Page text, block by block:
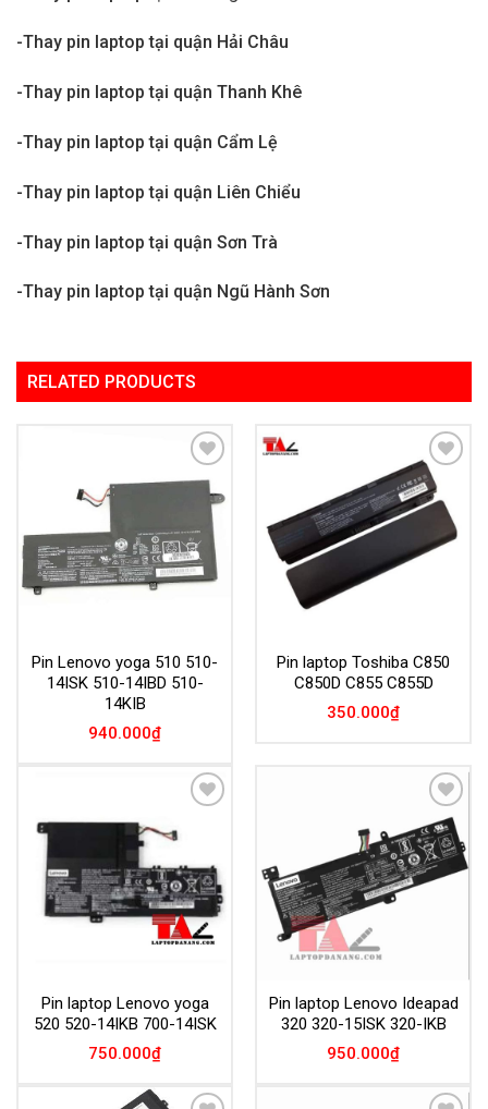
-Thay pin laptop tại quận Hải Châu
-Thay pin laptop tại quận Thanh Khê
-Thay pin laptop tại quận Cẩm Lệ
-Thay pin laptop tại quận Liên Chiểu
-Thay pin laptop tại quận Sơn Trà
-Thay pin laptop tại quận Ngũ Hành Sơn
RELATED PRODUCTS
Add to
Wishlist
Pin Lenovo yoga 510 510-
14ISK 510-14IBD 510-
14KIB
940.000₫
Add to
Wishlist
Pin laptop Toshiba C850
C850D C855 C855D
350.000₫
Wishlist
Pin laptop Lenovo yoga
520 520-14IKB 700-14ISK
750.000₫
Add to
Wishlist
Pin laptop Lenovo Ideapad
320 320-15ISK 320-IKB
950.000₫